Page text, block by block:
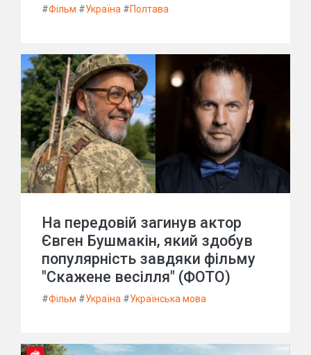
#Фільм #Україна #Полтава
На передовій загинув актор
Євген Бушмакін, який здобув
популярність завдяки фільму
"Скажене весілля" (ФОТО)
#Фільм #Україна #Українська мова